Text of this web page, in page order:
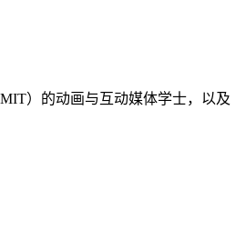
）的动画与互动媒体学士，以及